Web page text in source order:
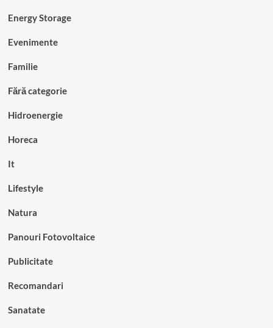
Energy Storage
Evenimente
Familie
Fără categorie
Hidroenergie
Horeca
It
Lifestyle
Natura
Panouri Fotovoltaice
Publicitate
Recomandari
Sanatate